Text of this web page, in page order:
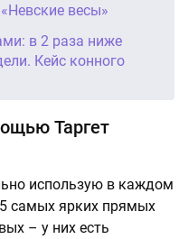
весы»
в 2 раза ниже
Кейс конного
Таргет
использую в каждом
самых ярких прямых
– у них есть